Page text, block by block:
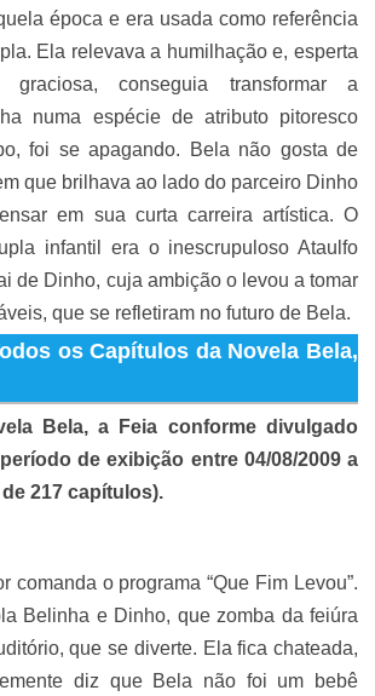
época e era usada como referência
Ela relevava a humilhação e, esperta
graciosa, conseguia transformar a
numa espécie de atributo pitoresco
foi se apagando. Bela não gosta de
que brilhava ao lado do parceiro Dinho
em sua curta carreira artística. O
infantil era o inescrupuloso Ataulfo
de Dinho, cuja ambição o levou a tomar
que se refletiram no futuro de Bela.
os Capítulos da Novela Bela,
Bela, a Feia conforme divulgado
de exibição entre 04/08/2009 a
217 capítulos).
comanda o programa “Que Fim Levou”.
Belinha e Dinho, que zomba da feiúra
que se diverte. Ela fica chateada,
diz que Bela não foi um bebê